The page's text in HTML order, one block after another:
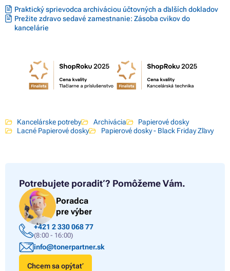
Praktický sprievodca archiváciou účtovných a ďalších dokladov
Prežite zdravo sedavé zamestnanie: Zásoba cvikov do
kancelárie
Kancelárske potreby Archivácia
Papierové dosky
Lacné Papierové dosky
Papierové dosky - Black Friday Zľavy
Potrebujete poradiť? Pomôžeme Vám.
Poradca
pre výber
+421 2 330 068 77
(8:00 - 16:00)
info@tonerpartner.sk
Chcem sa opýtať